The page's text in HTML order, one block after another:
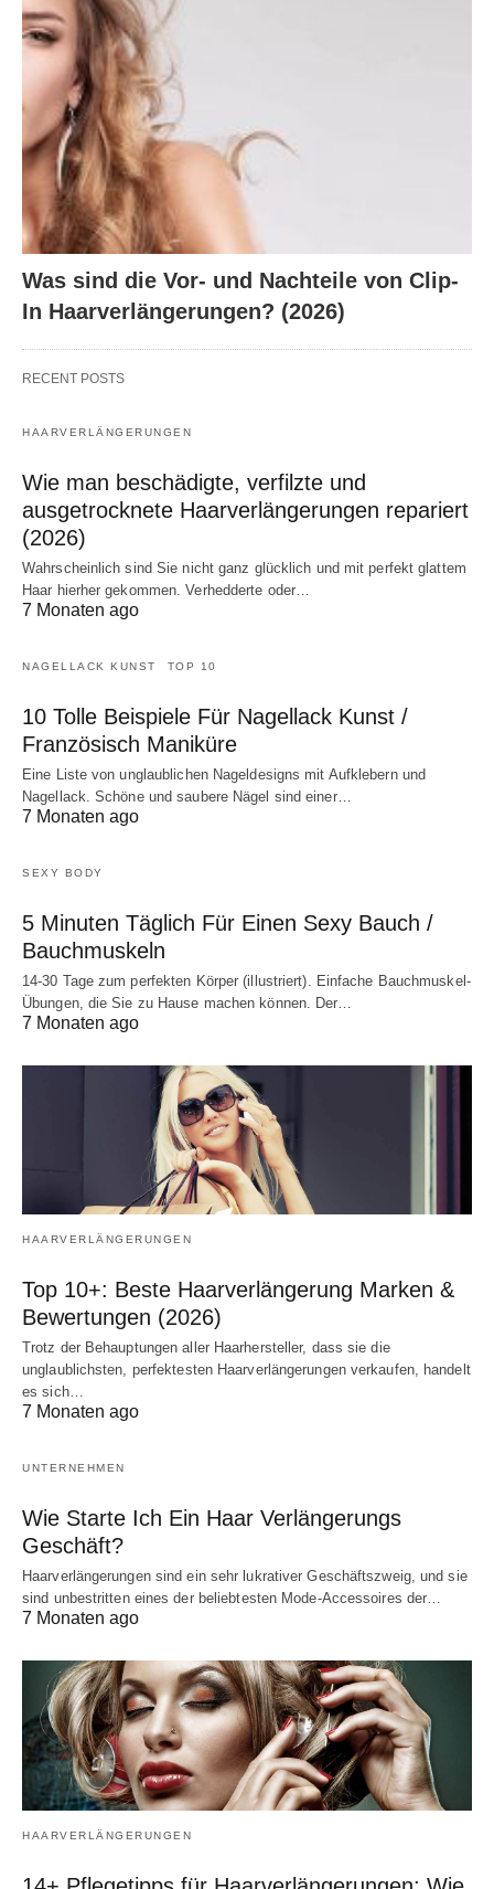
Was sind die Vor- und Nachteile von Clip-
In Haarverlängerungen? (2026)
RECENT POSTS
HAARVERLÄNGERUNGEN
Wie man beschädigte, verfilzte und
ausgetrocknete Haarverlängerungen repariert
(2026)
Wahrscheinlich sind Sie nicht ganz glücklich und mit perfekt glattem
Haar hierher gekommen. Verhedderte oder…
7 Monaten ago
NAGELLACK KUNST TOP 10
10 Tolle Beispiele Für Nagellack Kunst /
Französisch Maniküre
Eine Liste von unglaublichen Nageldesigns mit Aufklebern und
Nagellack. Schöne und saubere Nägel sind einer…
7 Monaten ago
SEXY BODY
5 Minuten Täglich Für Einen Sexy Bauch /
Bauchmuskeln
14-30 Tage zum perfekten Körper (illustriert). Einfache Bauchmuskel-
Übungen, die Sie zu Hause machen können. Der…
7 Monaten ago
HAARVERLÄNGERUNGEN
Top 10+: Beste Haarverlängerung Marken &
Bewertungen (2026)
Trotz der Behauptungen aller Haarhersteller, dass sie die
unglaublichsten, perfektesten Haarverlängerungen verkaufen, handelt
es sich…
7 Monaten ago
UNTERNEHMEN
Wie Starte Ich Ein Haar Verlängerungs
Geschäft?
Haarverlängerungen sind ein sehr lukrativer Geschäftszweig, und sie
sind unbestritten eines der beliebtesten Mode-Accessoires der…
7 Monaten ago
HAARVERLÄNGERUNGEN